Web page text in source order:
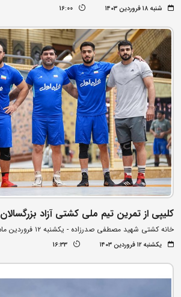
شنبه ۱۸ فروردین ۱۴۰۳ 16:00
کلیپی از تمرین تیم ملی کشتی آزاد بزرگسالان
خانه کشتی شهید مصطفی صدرزاده - یکشنبه ۱۲ فروردین ماه
یکشنبه ۱۲ فروردین ۱۴۰۳ 16:33